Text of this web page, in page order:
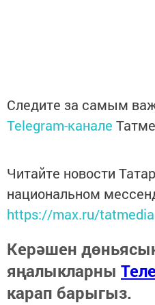
Следите за самым
Telegram-канале
Читайте новости
национальном
https://max.ru/tatmedia
Керәшен
яңалыкларны
карап барыгыз.